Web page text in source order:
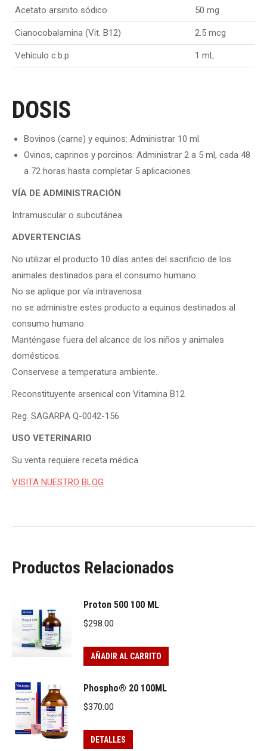
Acetato arsinito sódico 50 mg
Cianocobalamina (Vit. B12) 2.5 mcg
Vehículo c.b.p. 1 mL
DOSIS
Bovinos (carne) y equinos: Administrar 10 ml.
Ovinos, caprinos y porcinos: Administrar 2 a 5 ml, cada 48
a 72 horas hasta completar 5 aplicaciones
VÍA DE ADMINISTRACIÓN
Intramuscular o subcutánea
ADVERTENCIAS
No utilizar el producto 10 días antes del sacrificio de los
animales destinados para el consumo humano.
No se aplique por vía intravenosa
no se administre estes producto a equinos destinados al
consumo humano.
Manténgase fuera del alcance de los niños y animales
domésticos.
​Conservese a temperatura ambiente.
Reconstituyente arsenical con Vitamina B12
Reg. SAGARPA Q-0042-156
USO VETERINARIO
Su venta requiere receta médica
VISITA NUESTRO BLOG
Productos Relacionados
Proton 500 100 ML
$298.00
AÑADIR AL CARRITO
Phospho® 20 100ML
$370.00
DETALLES